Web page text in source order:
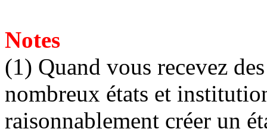
Notes
(1) Quand vous recevez
nombreux états et
raisonnablement créer un